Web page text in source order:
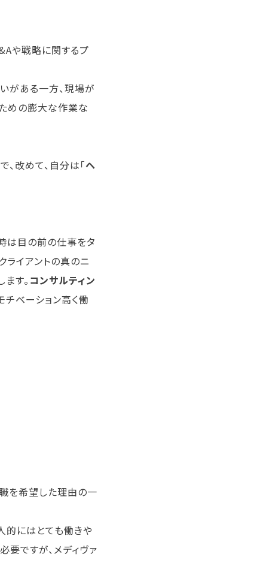
や戦略に関するプ
がある一方、現場が
めの膨大な作業な
改めて、自分は「ヘ
は目の前の仕事をタ
ライアントの真のニ
す。 コンサルティン
チベーション高く働
を希望した理由の一
的にはとても働きや
要ですが、メディヴァ